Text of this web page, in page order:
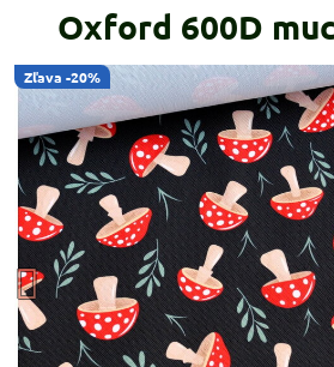
Zľava -20%
Oxford 600D